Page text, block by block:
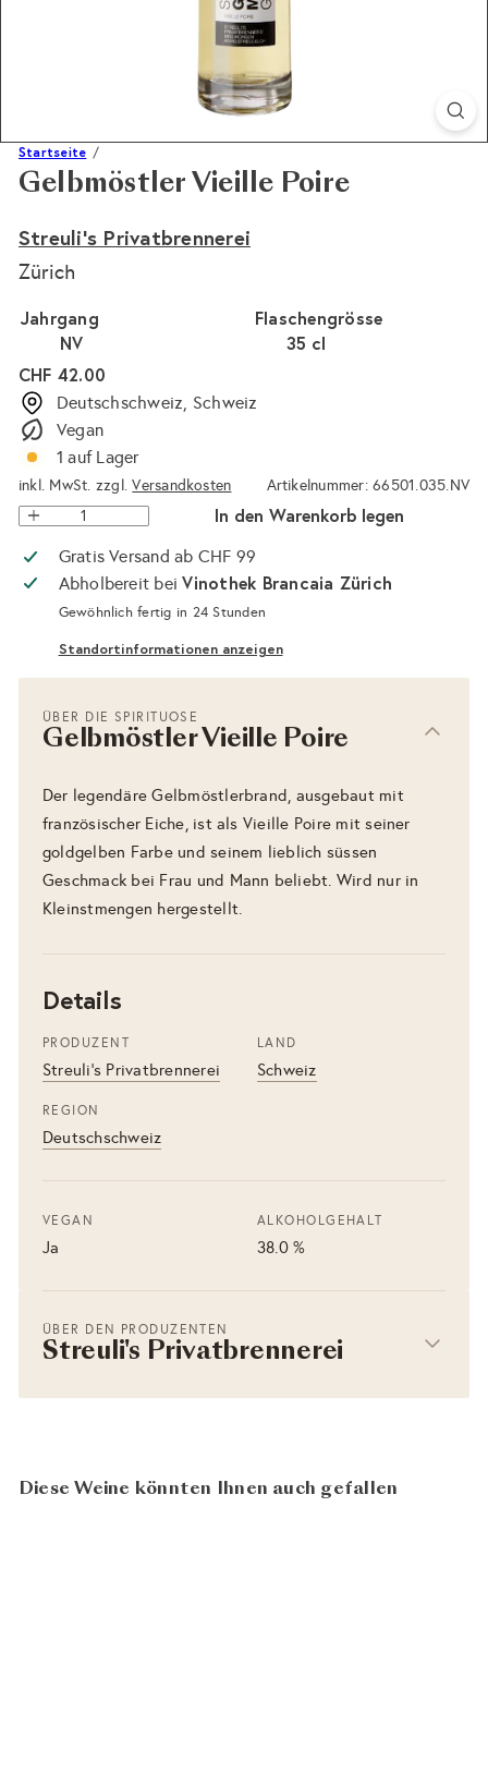
Startseite
Gelbmöstler Vieille Poire
Streuli's Privatbrennerei
Zürich
Flaschengrösse
35 cl
Jahrgang
NV
Normaler
Preis
CHF 42.00
Deutschschweiz, Schweiz
Vegan
1 auf Lager
inkl. MwSt. zzgl.Versandkosten Artikelnummer: 66501.035.NV
In den Warenkorb legen
Gratis Versand ab CHF 99
Abholbereit beiVinothek Brancaia Zürich
Gewöhnlich fertig in 24 Stunden
Standortinformationen anzeigen
ÜBER DIE SPIRITUOSE
Gelbmöstler Vieille Poire
Der legendäre Gelbmöstlerbrand, ausgebaut mit
französischer Eiche, ist als Vieille Poire mit seiner
goldgelben Farbe und seinem lieblich süssen
Geschmack bei Frau und Mann beliebt. Wird nur in
Kleinstmengen hergestellt.
Details
PRODUZENT
Streuli's Privatbrennerei
LAND
Schweiz
REGION
Deutschschweiz
VEGAN
Ja
ALKOHOLGEHALT
38.0 %
ÜBER DEN PRODUZENTEN
Streuli's Privatbrennerei
Diese Weine könnten Ihnen auch gefallen